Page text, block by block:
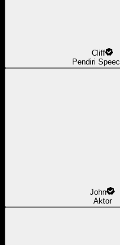
Cliff
Pendiri
John
Aktor